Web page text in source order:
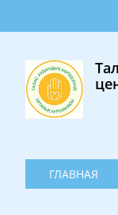
поликлинике
Новости
Контакты
ГЛАВНАЯ